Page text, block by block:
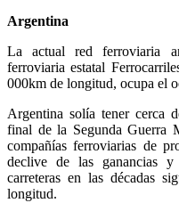
Argentina
La actual red ferroviaria
ferroviaria estatal
000km de longitud, ocupa el
Argentina solía tener cerca
final de la Segunda Guerra
compañías ferroviarias de
declive de las ganancias
carreteras en las décadas
longitud.